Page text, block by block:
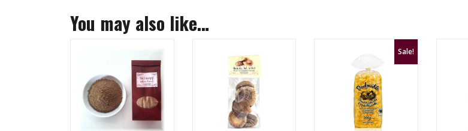
You may also like…
Sale!